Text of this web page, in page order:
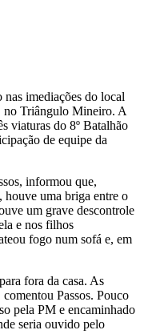
nas imediações do local
no Triângulo Mineiro. A
viaturas do 8º Batalhão
de equipe da
informou que,
houve uma briga entre o
um grave descontrole
e nos filhos
fogo num sofá e, em
fora da casa. As
Passos. Pouco
pela PM e encaminhado
seria ouvido pelo